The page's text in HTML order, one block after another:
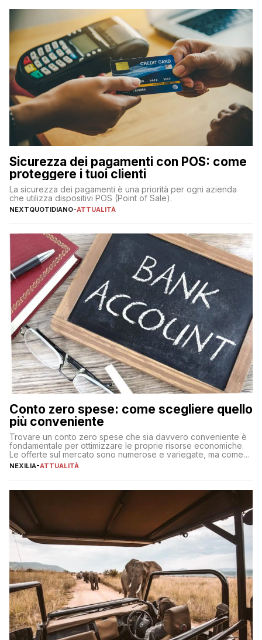
Sicurezza dei pagamenti con POS: come
proteggere i tuoi clienti
La sicurezza dei pagamenti è una priorità per ogni azienda
che utilizza dispositivi POS (Point of Sale).
NEXTQUOTIDIANO-ATTUALITÀ
Conto zero spese: come scegliere quello
più conveniente
Trovare un conto zero spese che sia davvero conveniente è
fondamentale per ottimizzare le proprie risorse economiche.
Le offerte sul mercato sono numerose e variegate, ma come
individuare quella più adatta alle proprie esigenze senza
sul […]
NEXILIA-ATTUALITÀ